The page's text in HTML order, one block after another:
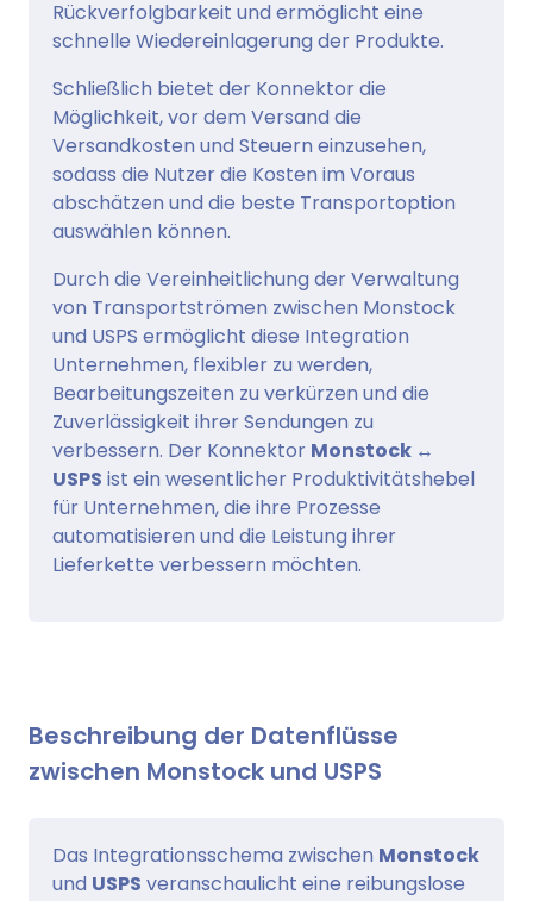
Rückverfolgbarkeit und ermöglicht eine
schnelle Wiedereinlagerung der Produkte.
Schließlich bietet der Konnektor die
Möglichkeit, vor dem Versand die
Versandkosten und Steuern einzusehen,
sodass die Nutzer die Kosten im Voraus
abschätzen und die beste Transportoption
auswählen können.
Durch die Vereinheitlichung der Verwaltung
von Transportströmen zwischen Monstock
und USPS ermöglicht diese Integration
Unternehmen, flexibler zu werden,
Bearbeitungszeiten zu verkürzen und die
Zuverlässigkeit ihrer Sendungen zu
verbessern. Der Konnektor Monstock ↔
USPS ist ein wesentlicher Produktivitätshebel
für Unternehmen, die ihre Prozesse
automatisieren und die Leistung ihrer
Lieferkette verbessern möchten.
Beschreibung der Datenflüsse
zwischen Monstock und USPS
Das Integrationsschema zwischen Monstock
und USPS veranschaulicht eine reibungslose